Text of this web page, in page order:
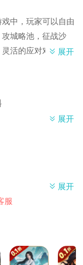
中，玩家可以自由
城略池，征战沙
活的应对对手的进
展开
展开
展开
服